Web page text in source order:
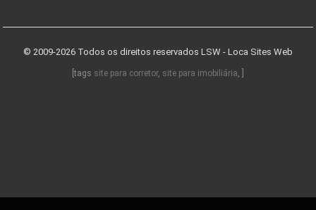
© 2009-2026 Todos os direitos reservados LSW - Loca Sites Web
[tags site para corretor, site para imobiliária, ]